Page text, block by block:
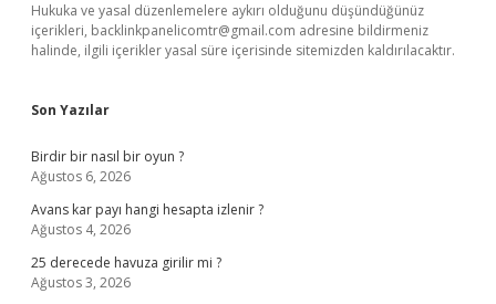
Hukuka ve yasal düzenlemelere aykırı olduğunu düşündüğünüz
içerikleri, backlinkpanelicomtr@gmail.com adresine bildirmeniz
halinde, ilgili içerikler yasal süre içerisinde sitemizden kaldırılacaktır.
Son Yazılar
Birdir bir nasıl bir oyun ?
Ağustos 6, 2026
Avans kar payı hangi hesapta izlenir ?
Ağustos 4, 2026
25 derecede havuza girilir mi ?
Ağustos 3, 2026